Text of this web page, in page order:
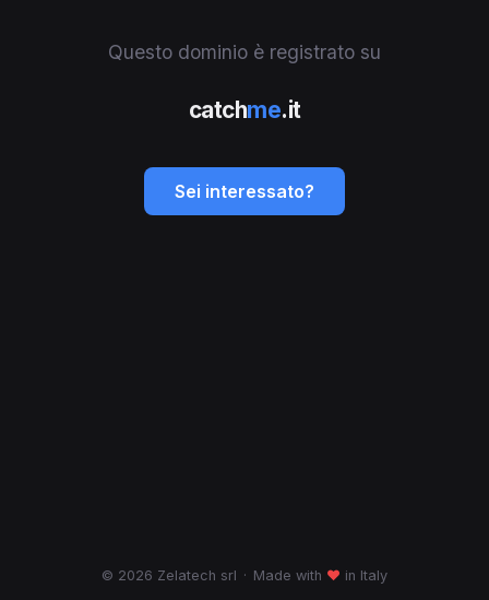
Questo dominio è registrato su
catchme.it
Sei interessato?
© 2026 Zelatech srl · Made with ♥ in Italy